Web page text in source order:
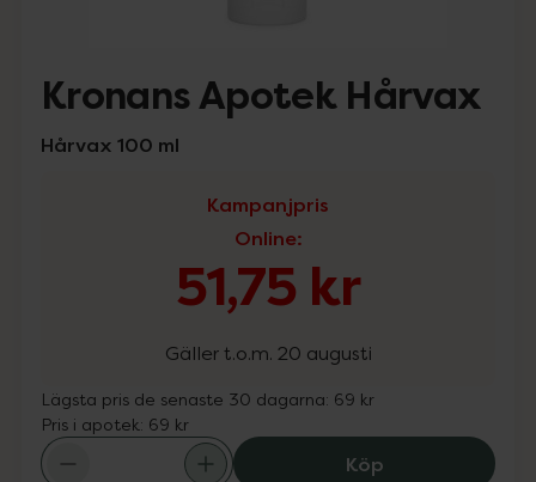
Kronans Apotek Hårvax
Hårvax 100 ml
Kampanjpris
Online:
51,75 kr
Gäller t.o.m. 20 augusti
Lägsta pris de senaste 30 dagarna: 69 kr
Pris i apotek: 69 kr
KöpKronans